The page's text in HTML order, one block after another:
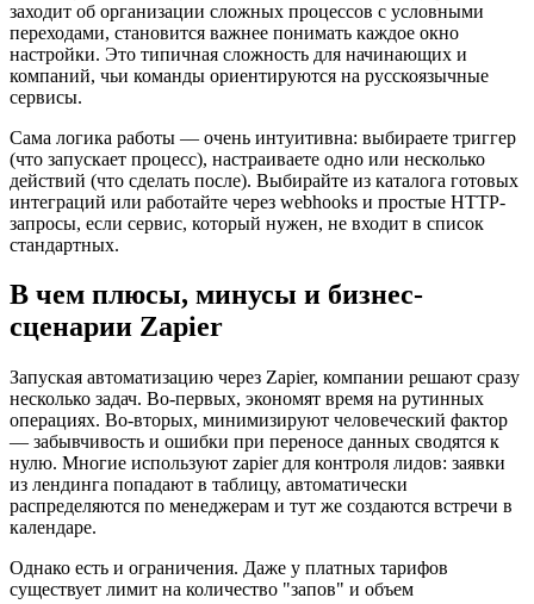
заходит об организации сложных процессов с условными
переходами, становится важнее понимать каждое окно
настройки. Это типичная сложность для начинающих и
компаний, чьи команды ориентируются на русскоязычные
сервисы.
Сама логика работы — очень интуитивна: выбираете триггер
(что запускает процесс), настраиваете одно или несколько
действий (что сделать после). Выбирайте из каталога готовых
интеграций или работайте через webhooks и простые HTTP-
запросы, если сервис, который нужен, не входит в список
стандартных.
В чем плюсы, минусы и бизнес-
сценарии Zapier
Запуская автоматизацию через Zapier, компании решают сразу
несколько задач. Во-первых, экономят время на рутинных
операциях. Во-вторых, минимизируют человеческий фактор
— забывчивость и ошибки при переносе данных сводятся к
нулю. Многие используют zapier для контроля лидов: заявки
из лендинга попадают в таблицу, автоматически
распределяются по менеджерам и тут же создаются встречи в
календаре.
Однако есть и ограничения. Даже у платных тарифов
существует лимит на количество "запов" и объем